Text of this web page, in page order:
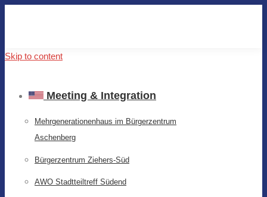
Skip to content
Meeting & Integration
Mehrgenerationenhaus im Bürgerzentrum
Aschenberg
Bürgerzentrum Ziehers-Süd
AWO Stadtteiltreff Südend